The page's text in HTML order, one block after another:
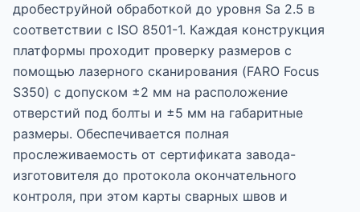
дробеструйной обработкой до уровня Sa 2.5 в
соответствии с ISO 8501-1. Каждая конструкция
платформы проходит проверку размеров с
помощью лазерного сканирования (FARO Focus
S350) с допуском ±2 мм на расположение
отверстий под болты и ±5 мм на габаритные
размеры. Обеспечивается полная
прослеживаемость от сертификата завода-
изготовителя до протокола окончательного
контроля, при этом карты сварных швов и